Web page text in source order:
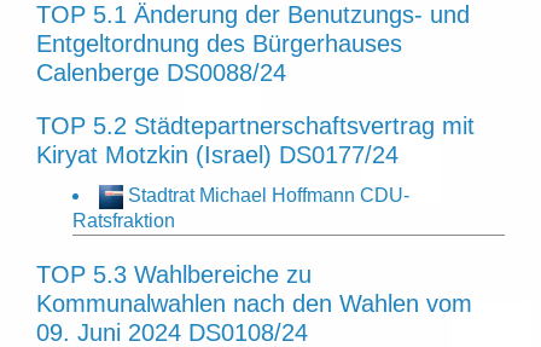
TOP 5.1 Änderung der Benutzungs- und
Entgeltordnung des Bürgerhauses
Calenberge DS0088/24
TOP 5.2 Städtepartnerschaftsvertrag mit
Kiryat Motzkin (Israel) DS0177/24
Stadtrat Michael Hoffmann CDU-
Ratsfraktion
TOP 5.3 Wahlbereiche zu
Kommunalwahlen nach den Wahlen vom
09. Juni 2024 DS0108/24